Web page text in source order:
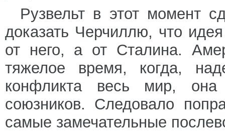
Рузвельт в этот момент
доказать Черчиллю, что
от него, а от Сталина.
тяжелое время, когда,
конфликта весь мир, она
союзников. Следовало
самые замечательные